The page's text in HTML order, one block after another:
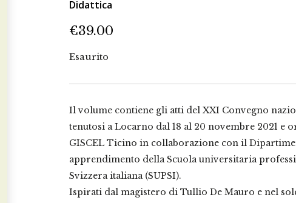
Didattica
€39.00
Esaurito
Il volume contiene gli atti del XXI Convegno
tenutosi a Locarno dal 18 al 20 novembre 2021 e
GISCEL Ticino in collaborazione con il
apprendimento della Scuola universitaria
Svizzera italiana (SUPSI).
Ispirati dal magistero di Tullio De Mauro e nel